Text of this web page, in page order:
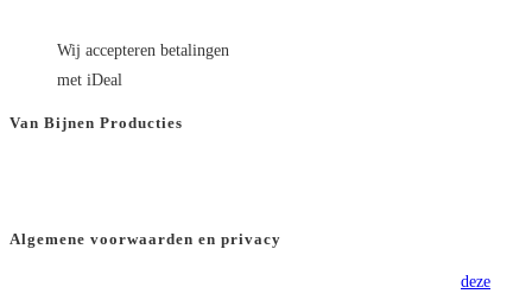
Wij accepteren betalingen
met iDeal
Van Bijnen Producties
Algemene voorwaarden en privacy
deze